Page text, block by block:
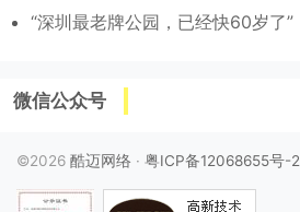
“深圳最老牌公园，已经快60岁了”
微信公众号
©2026 酷迈网络 · 粤ICP备12068655号-2